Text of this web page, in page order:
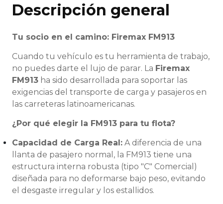
Descripción general
Tu socio en el camino: Firemax FM913
Cuando tu vehículo es tu herramienta de trabajo,
no puedes darte el lujo de parar. La Firemax
FM913 ha sido desarrollada para soportar las
exigencias del transporte de carga y pasajeros en
las carreteras latinoamericanas.
¿Por qué elegir la FM913 para tu flota?
Capacidad de Carga Real: A diferencia de una
llanta de pasajero normal, la FM913 tiene una
estructura interna robusta (tipo "C" Comercial)
diseñada para no deformarse bajo peso, evitando
el desgaste irregular y los estallidos.